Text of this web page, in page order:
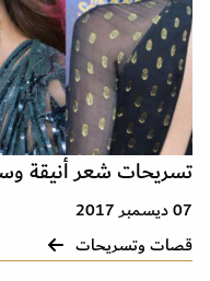
تسريحات شعر أنيقة
07 ديسمبر 2017
قصات وتسريحات